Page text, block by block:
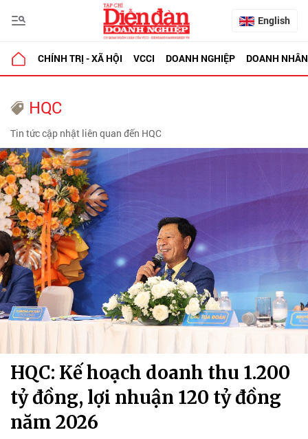
English
CHÍNH TRỊ - XÃ HỘI VCCI DOANH NGHIỆP DOANH NHÂN
HQC
Tin tức cập nhật liên quan đến HQC
HQC: Kế hoạch doanh thu 1.200
tỷ đồng, lợi nhuận 120 tỷ đồng
năm 2026